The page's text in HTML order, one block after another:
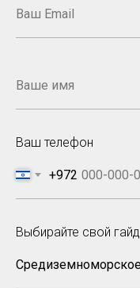
Ваш телефон
+972
Выбирайте свой гайд